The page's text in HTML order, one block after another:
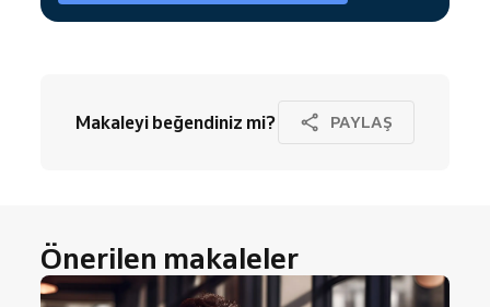
Makaleyi beğendiniz mi? PAYLAŞ
Önerilen makaleler